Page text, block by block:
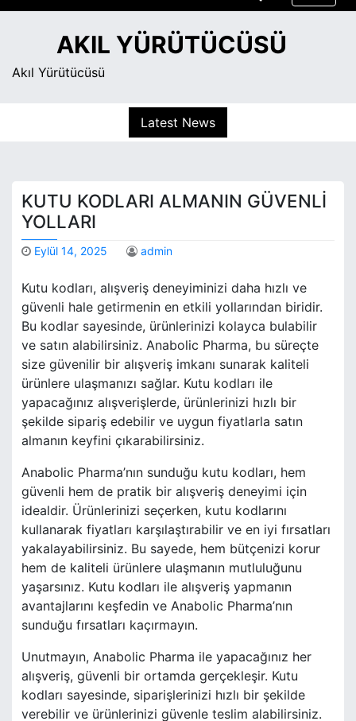
S
AKIL YÜRÜTÜCÜSÜ
Akıl Yürütücüsü
Latest News
KUTU KODLARI ALMANIN GÜVENLI
YOLLARI
Eylül 14, 2025 admin
Kutu kodları, alışveriş deneyiminizi daha hızlı ve
güvenli hale getirmenin en etkili yollarından biridir.
Bu kodlar sayesinde, ürünlerinizi kolayca bulabilir
ve satın alabilirsiniz. Anabolic Pharma, bu süreçte
size güvenilir bir alışveriş imkanı sunarak kaliteli
ürünlere ulaşmanızı sağlar. Kutu kodları ile
yapacağınız alışverişlerde, ürünlerinizi hızlı bir
şekilde sipariş edebilir ve uygun fiyatlarla satın
almanın keyfini çıkarabilirsiniz.
Anabolic Pharma’nın sunduğu kutu kodları, hem
güvenli hem de pratik bir alışveriş deneyimi için
idealdir. Ürünlerinizi seçerken, kutu kodlarını
kullanarak fiyatları karşılaştırabilir ve en iyi fırsatları
yakalayabilirsiniz. Bu sayede, hem bütçenizi korur
hem de kaliteli ürünlere ulaşmanın mutluluğunu
yaşarsınız. Kutu kodları ile alışveriş yapmanın
avantajlarını keşfedin ve Anabolic Pharma’nın
sunduğu fırsatları kaçırmayın.
Unutmayın, Anabolic Pharma ile yapacağınız her
alışveriş, güvenli bir ortamda gerçekleşir. Kutu
kodları sayesinde, siparişlerinizi hızlı bir şekilde
verebilir ve ürünlerinizi güvenle teslim alabilirsiniz.